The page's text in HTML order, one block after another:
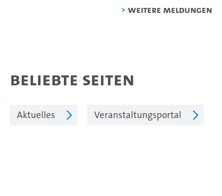
weitere Meldungen
Beliebte Seiten
Aktuelles Veranstaltungsportal